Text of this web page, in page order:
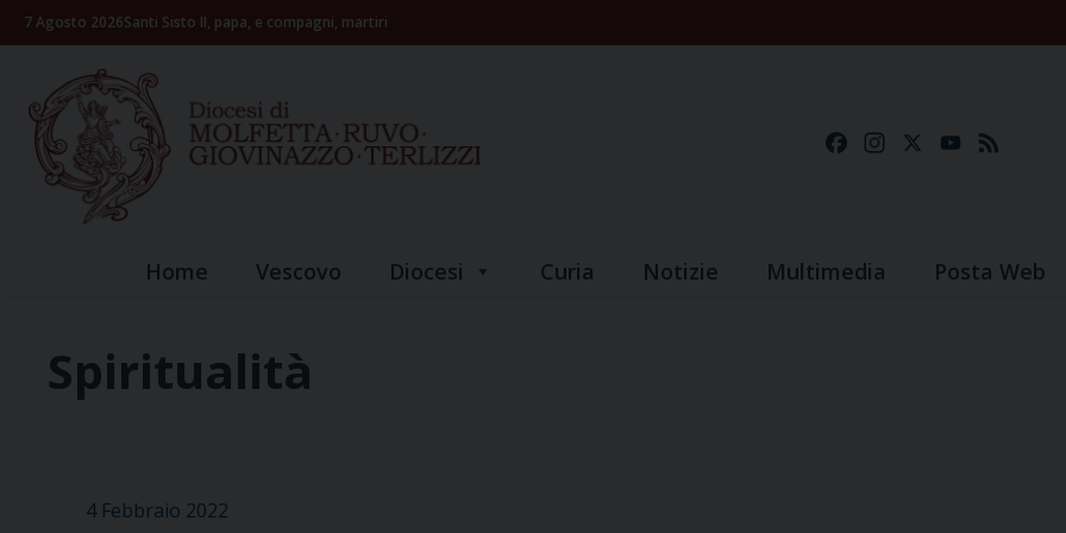
Skip7 Agosto 2026Santi Sisto II, papa, e compagni, martiri
FacebookInstagramYouTube
Home Vescovo Diocesi Curia Notizie Multimedia Posta Web
Spiritualità
4 Febbraio 2022